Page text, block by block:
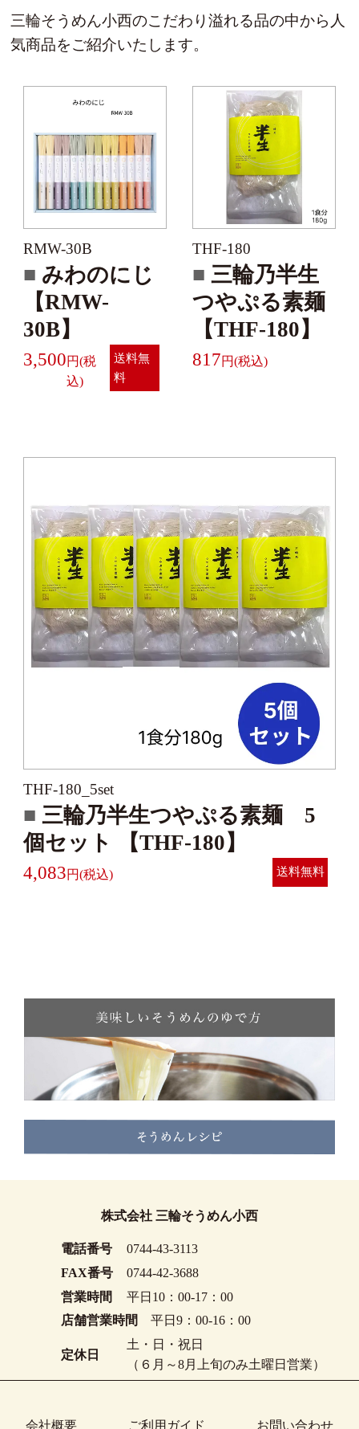
三輪そうめん小西のこだわり溢れる品の中から人
気商品をご紹介いたします。
RMW-30B
みわのにじ
【RMW-
30B】
3,500
送料無
料
THF-180
三輪乃半生
つやぷる素麺
【THF-180】
817
THF-180_5set
三輪乃半生つやぷる素麺 5
個セット 【THF-180】
4,083 送料無料
株式会社 三輪そうめん小西
電話番号
0744-43-3113
FAX番号
0744-42-3688
営業時間
平日10：00-17：00
店舗営業時間
平日9：00-16：00
定休日
土・日・祝日
（６月～8月上旬のみ土曜日営業）
会社概要 ご利用ガイド お問い合わせ